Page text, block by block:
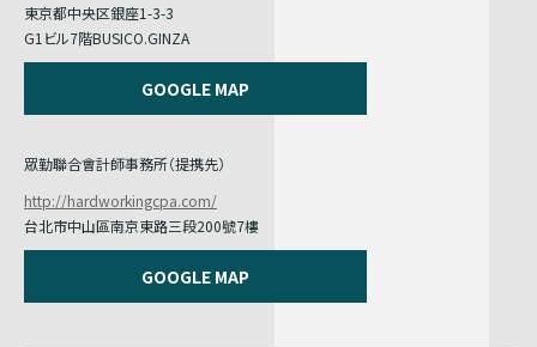
東京都中央区銀座1-3-3
G1ビル7階BUSICO.GINZA
GOOGLE MAP
眾勤聯合會計師事務所（提携先）
http://hardworkingcpa.com/
台北市中山區南京東路三段200號7樓
GOOGLE MAP